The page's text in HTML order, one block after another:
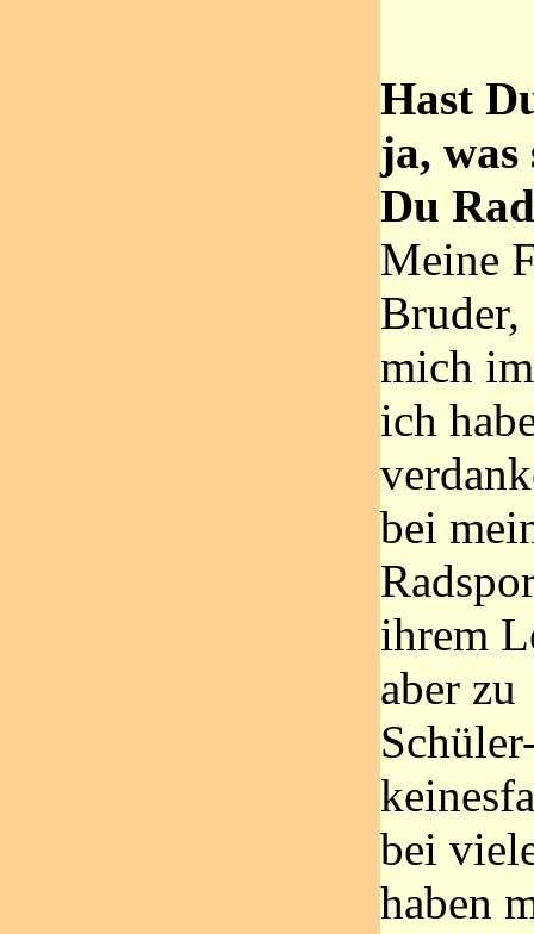
Hast
ja, was
Du
Meine
Bruder,
mich
ich
bei
ihrem
aber zu
bei
haben